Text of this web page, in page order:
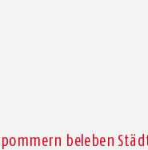
beleben